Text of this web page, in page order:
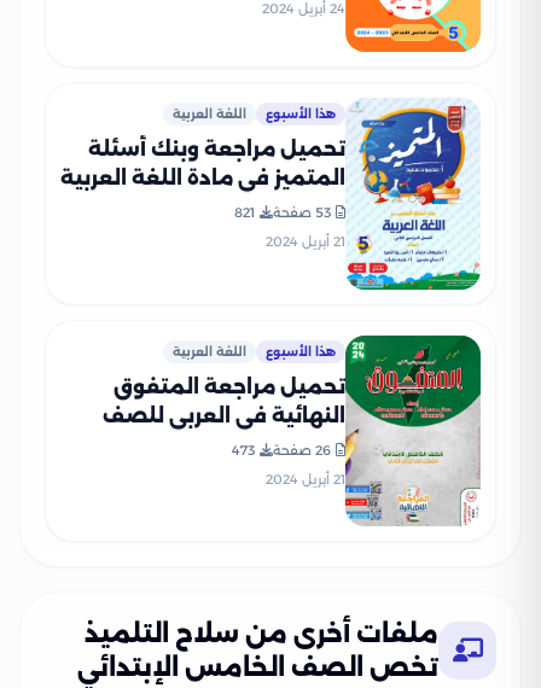
24 أبريل 2024
هذا الأسبوع اللغة العربية
تحميل مراجعة وبنك أسئلة
المتميز في مادة اللغة العربية
للصف الخامس الابتدائي الترم
الثاني
53 صفحة
821
21 أبريل 2024
هذا الأسبوع اللغة العربية
تحميل مراجعة المتفوق
النهائية في العربي للصف
الخامس الابتدائي الفصل
الدراسي الثاني
26 صفحة
473
21 أبريل 2024
ملفات أخرى من سلاح التلميذ
تخص الصف الخامس الإبتدائي